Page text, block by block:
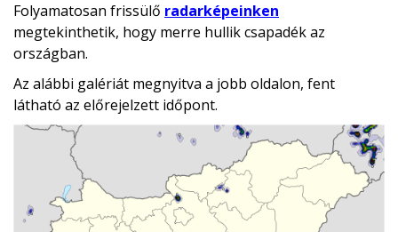
Folyamatosan frissülő radarképeinken
megtekinthetik, hogy merre hullik csapadék az
országban.
Az alábbi galériát megnyitva a jobb oldalon, fent
látható az előrejelzett időpont.